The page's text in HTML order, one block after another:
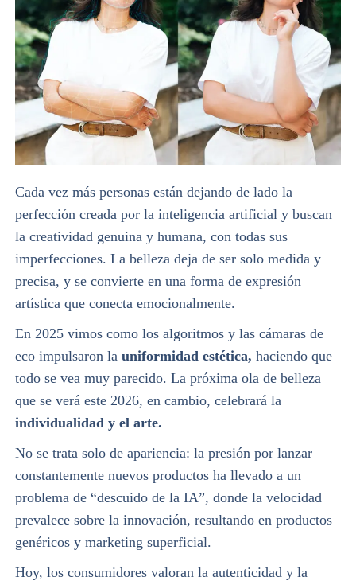
Cada vez más personas están dejando de lado la
perfección creada por la inteligencia artificial y buscan
la creatividad genuina y humana, con todas sus
imperfecciones. La belleza deja de ser solo medida y
precisa, y se convierte en una forma de expresión
artística que conecta emocionalmente.
En 2025 vimos como los algoritmos y las cámaras de
eco impulsaron la uniformidad estética, haciendo que
todo se vea muy parecido. La próxima ola de belleza
que se verá este 2026, en cambio, celebrará la
individualidad y el arte.
No se trata solo de apariencia: la presión por lanzar
constantemente nuevos productos ha llevado a un
problema de “descuido de la IA”, donde la velocidad
prevalece sobre la innovación, resultando en productos
genéricos y marketing superficial.
Hoy, los consumidores valoran la autenticidad y la